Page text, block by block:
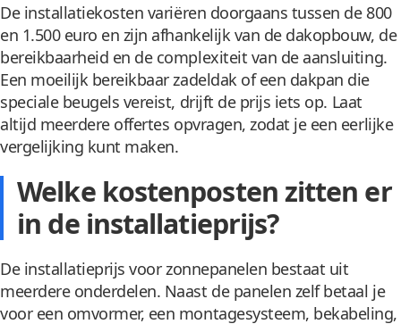
De installatiekosten variëren doorgaans tussen de 800
en 1.500 euro en zijn afhankelijk van de dakopbouw, de
bereikbaarheid en de complexiteit van de aansluiting.
Een moeilijk bereikbaar zadeldak of een dakpan die
speciale beugels vereist, drijft de prijs iets op. Laat
altijd meerdere offertes opvragen, zodat je een eerlijke
vergelijking kunt maken.
Welke kostenposten zitten er
in de installatieprijs?
De installatieprijs voor zonnepanelen bestaat uit
meerdere onderdelen. Naast de panelen zelf betaal je
voor een omvormer, een montagesysteem, bekabeling,